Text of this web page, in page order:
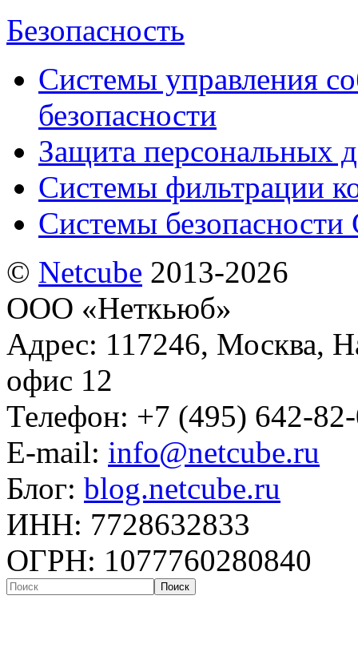
Безопасность
Системы управления
безопасности
Защита персональных
Системы фильтрации
Системы безопасности
© Netсube 2013-2026
ООО «Неткьюб»
Адрес: 117246, Москва,
офис 12
Телефон: +7 (495) 642-
E-mail: info@netcube.ru
Блог: blog.netcube.ru
ИНН: 7728632833
ОГРН: 1077760280840